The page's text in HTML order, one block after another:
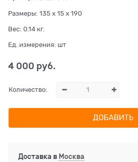
Размеры: 135 x 15 x 190
Вес: 0.14 кг.
Ед. измерения: шт
4 000 руб.
Количество:
ДОБАВИТЬ
Доставка в Москва